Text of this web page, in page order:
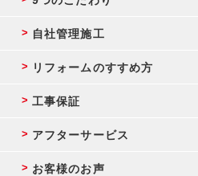
自社管理施工
リフォームのすすめ方
工事保証
アフターサービス
お客様のお声